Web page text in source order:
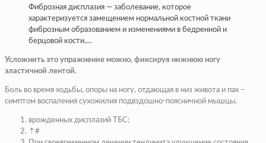
Фиброзная дисплазия — заболевание, которое
характеризуется замещением нормальной костной ткани
фиброзным образованием и изменениями в бедренной и
берцовой кости.…
​Усложнить это упражнение можно, фиксируя нижнюю ногу
эластичной лентой.​
​Боль во время ходьбы, опоры на ногу, отдающая в низ живота и пах –
симптом воспаления сухожилия подвздошно-поясничной мышцы.​
​врожденных дисплазий ТБС;​
​⇡#​